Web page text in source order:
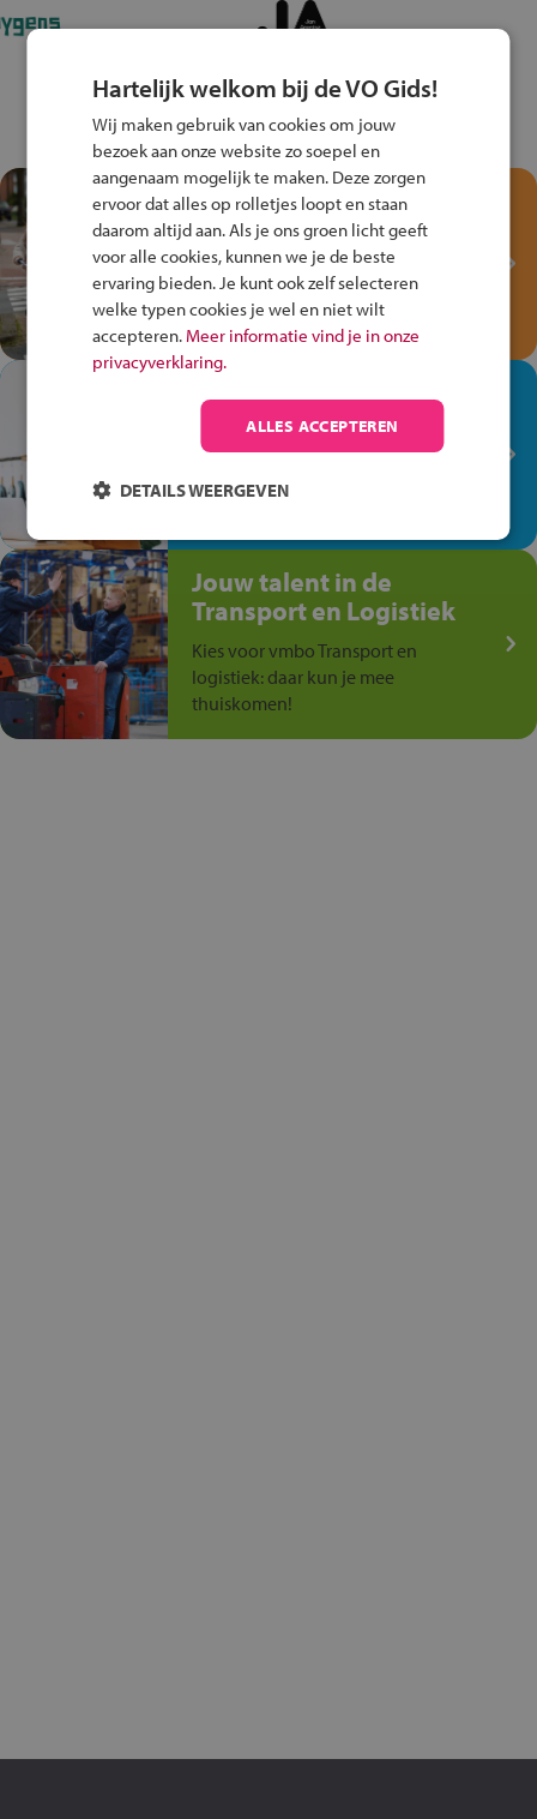
Test je kennis met het
Fiets Veilig
Verkeersspel!
Speel het Fiets Veilig Verkeersspel
en win een Cortina-fiets!
In de winkel ben je op je
plek!
op de winkelvloer, waar elke dag
Jouw talent in de
Transport en Logistiek
Kies voor vmbo Transport en
logistiek: daar kun je mee
thuiskomen!
Hartelijk welkom bij de VO Gids!
Wij maken gebruik van cookies om jouw
bezoek aan onze website zo soepel en
aangenaam mogelijk te maken. Deze zorgen
ervoor dat alles op rolletjes loopt en staan
daarom altijd aan. Als je ons groen licht geeft
voor alle cookies, kunnen we je de beste
ervaring bieden. Je kunt ook zelf selecteren
welke typen cookies je wel en niet wilt
accepteren. Meer informatie vind je in onze
privacyverklaring.
ALLES ACCEPTEREN
DETAILS WEERGEVEN